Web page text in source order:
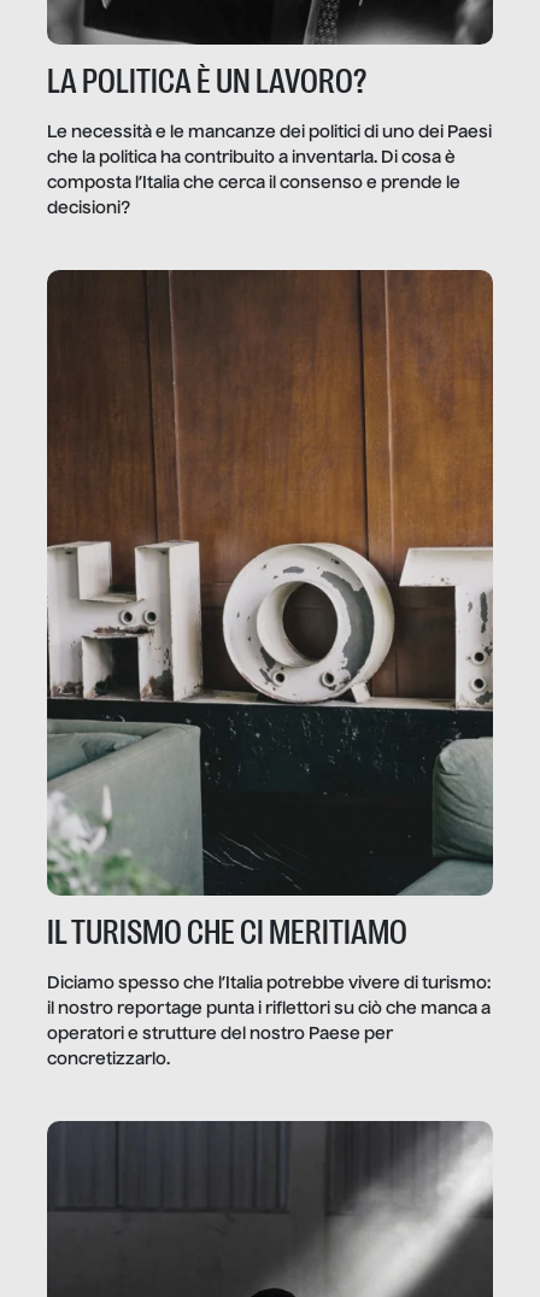
LA POLITICA È UN LAVORO?
Le necessità e le mancanze dei politici di uno dei Paesi
che la politica ha contribuito a inventarla. Di cosa è
composta l’Italia che cerca il consenso e prende le
decisioni?
IL TURISMO CHE CI MERITIAMO
Diciamo spesso che l’Italia potrebbe vivere di turismo:
il nostro reportage punta i riflettori su ciò che manca a
operatori e strutture del nostro Paese per
concretizzarlo.